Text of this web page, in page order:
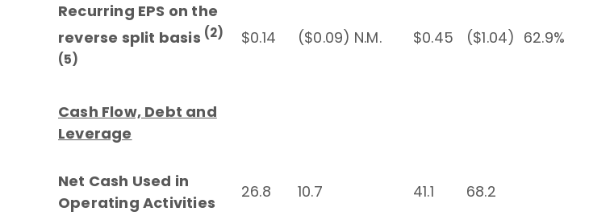
Recurring EPS on the
reverse split basis (2)
(5)
$0.14 ($0.09) N.M. $0.45 ($1.04) 62.9%
Cash Flow, Debt and
Leverage
Net Cash Used in
Operating Activities
26.8 10.7 41.1 68.2